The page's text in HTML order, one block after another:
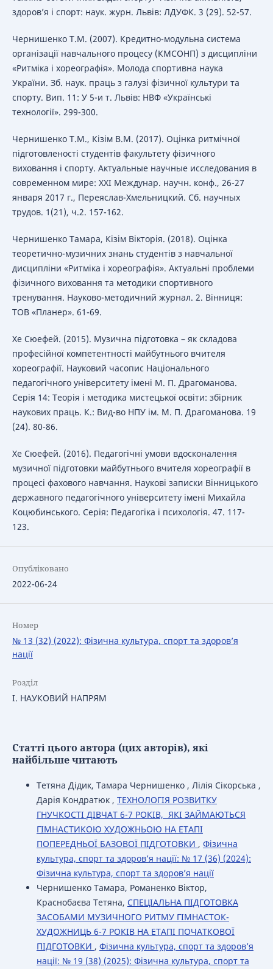
здоров’я і спорт: наук. журн. Львів: ЛДУФК. 3 (29). 52-57.
Чернишенко Т.М. (2007). Кредитно-модульна система
організації навчального процесу (КМСОНП) з дисципліни
«Ритміка і хореографія». Молода спортивна наука
України. Зб. наук. праць з галузі фізичної культури та
спорту. Вип. 11: У 5-и т. Львів: НВФ «Українські
технології». 299-300.
Чернишенко Т.М., Кізім В.М. (2017). Оцінка ритмічної
підготовленості студентів факультету фізичного
виховання і спорту. Актуальные научные исследования в
современном мире: ХХI Междунар. научн. конф., 26-27
января 2017 г., Переяслав-Хмельницкий. Сб. научных
трудов. 1(21), ч.2. 157-162.
Чернишенко Тамара, Кізім Вікторія. (2018). Оцінка
теоретично-музичних знань студентів з навчальної
дисципліни «Ритміка і хореографія». Актуальні проблеми
фізичного виховання та методики спортивного
тренування. Науково-методичний журнал. 2. Вінниця:
ТОВ «Планер». 61-69.
Хе Сюефей. (2015). Музична підготовка – як складова
професійної компетентності майбутнього вчителя
хореографії. Науковий часопис Національного
педагогічного університету імені М. П. Драгоманова.
Серія 14: Теорія і методика мистецької освіти: збірник
наукових праць. К.: Вид-во НПУ ім. М. П. Драгоманова. 19
(24). 80-86.
Хе Сюефей. (2016). Педагогічні умови вдосконалення
музичної підготовки майбутнього вчителя хореографії в
процесі фахового навчання. Наукові записки Вінницького
державного педагогічного університету імені Михайла
Коцюбинського. Серія: Педагогіка і психологія. 47. 117-
123.
Опубліковано
2022-06-24
Номер
№ 13 (32) (2022): Фізична культура, спорт та здоров’я
нації
Розділ
І. НАУКОВИЙ НАПРЯМ
Статті цього автора (цих авторів), які
найбільше читають
Тетяна Дідик, Тамара Чернишенко , Лілія Сікорська ,
Дарія Кондратюк , ТЕХНОЛОГІЯ РОЗВИТКУ
ГНУЧКОСТІ ДІВЧАТ 6-7 РОКІВ, ЯКІ ЗАЙМАЮТЬСЯ
ГІМНАСТИКОЮ ХУДОЖНЬОЮ НА ЕТАПІ
ПОПЕРЕДНЬОЇ БАЗОВОЇ ПІДГОТОВКИ , Фізична
культура, спорт та здоров’я нації: № 17 (36) (2024):
Фізична культура, спорт та здоров’я нації
Чернишенко Тамара, Романенко Віктор,
Краснобаєва Тетяна, СПЕЦІАЛЬНА ПІДГОТОВКА
ЗАСОБАМИ МУЗИЧНОГО РИТМУ ГІМНАСТОК-
ХУДОЖНИЦЬ 6-7 РОКІВ НА ЕТАПІ ПОЧАТКОВОЇ
ПІДГОТОВКИ , Фізична культура, спорт та здоров’я
нації: № 19 (38) (2025): Фізична культура, спорт та